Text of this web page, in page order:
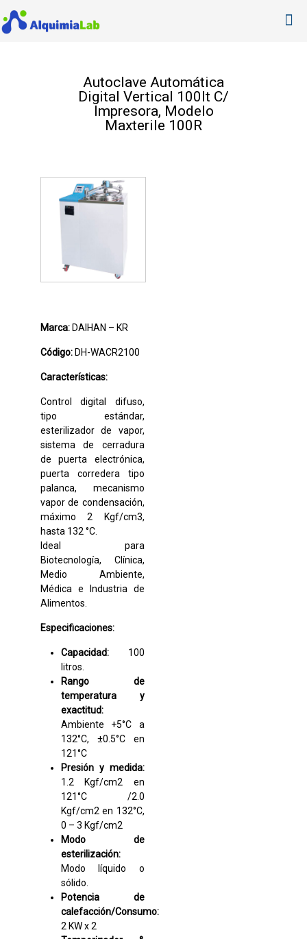
Autoclave Automática
Digital Vertical 100lt C/
Impresora, Modelo
Maxterile 100R
Marca:DAIHAN – KR
Código:DH-WACR2100
Características:
Control digital difuso,
tipo estándar,
esterilizador de vapor,
sistema de cerradura
de puerta electrónica,
puerta corredera tipo
palanca, mecanismo
vapor de condensación,
máximo 2 Kgf/cm3,
hasta 132 °C.
Ideal para
Biotecnología, Clínica,
Medio Ambiente,
Médica e Industria de
Alimentos.
Especificaciones:
Capacidad:100
litros.
Rango de
temperatura y
exactitud:
Ambiente +5°C a
132°C, ±0.5°C en
121°C
Presión y medida:
1.2 Kgf/cm2 en
121°C /2.0
Kgf/cm2 en 132°C,
0 – 3 Kgf/cm2
Modo de
esterilización:
Modo líquido o
sólido.
Potencia de
calefacción/Consumo:
2 KW x 2